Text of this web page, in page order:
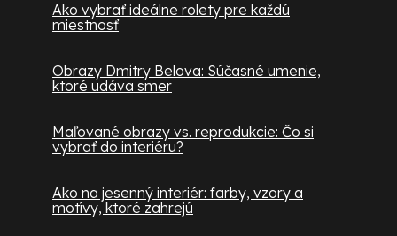
Ako vybrať ideálne rolety pre každú
miestnosť
Obrazy Dmitry Belova: Súčasné umenie,
ktoré udáva smer
Maľované obrazy vs. reprodukcie: Čo si
vybrať do interiéru?
Ako na jesenný interiér: farby, vzory a
motívy, ktoré zahrejú